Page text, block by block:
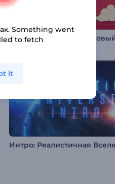
Something went
to fetch
it